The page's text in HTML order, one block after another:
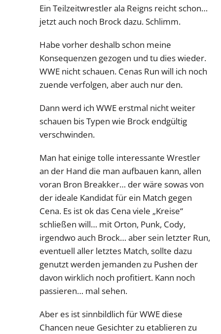
Ein Teilzeitwrestler ala Reigns reicht schon…
jetzt auch noch Brock dazu. Schlimm.
Habe vorher deshalb schon meine
Konsequenzen gezogen und tu dies wieder.
WWE nicht schauen. Cenas Run will ich noch
zuende verfolgen, aber auch nur den.
Dann werd ich WWE erstmal nicht weiter
schauen bis Typen wie Brock endgültig
verschwinden.
Man hat einige tolle interessante Wrestler
an der Hand die man aufbauen kann, allen
voran Bron Breakker… der wäre sowas von
der ideale Kandidat für ein Match gegen
Cena. Es ist ok das Cena viele „Kreise“
schließen will… mit Orton, Punk, Cody,
irgendwo auch Brock… aber sein letzter Run,
eventuell aller letztes Match, sollte dazu
genutzt werden jemanden zu Pushen der
davon wirklich noch profitiert. Kann noch
passieren… mal sehen.
Aber es ist sinnbildlich für WWE diese
Chancen neue Gesichter zu etablieren zu